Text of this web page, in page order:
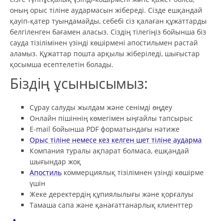
оның орыс тіліне аудармасын жібереді. Сізде ешқандай
қауіп-қатер туындамайды, себебі сіз қалаған құжаттарды
белгіленген бағамен аласыз. Сіздің тілегіңіз бойынша біз
сауда тізілімінен үзінді көшірмені апостильмен растай
аламыз. Құжаттар пошта арқылы жіберіледі, шығыстар
қосымша есептелетін болады.
Біздің ұсынысымыз:
Сұрау салуды жылдам және сенімді өңдеу
Онлайн пішіннің көмегімен ыңғайлы тапсырыс
Е-mail бойынша PDF форматындағы нәтиже
Орыс тіліне немесе кез келген шет тіліне аударма
Компания туралы ақпарат болмаса, ешқандай
шығындар жоқ
Апостиль коммерциялық тізілімнен үзінді көшірме
үшін
Жеке деректердің құпиялылығы және қорғалуы
Тамаша сапа және қанағаттанарлық клиенттер